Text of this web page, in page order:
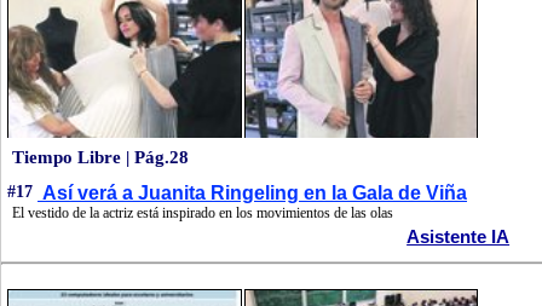
Tiempo Libre | Pág.28
#17 Así verá a Juanita Ringeling en la Gala de Viña
El vestido de la actriz está inspirado en los movimientos de las olas
Asistente IA